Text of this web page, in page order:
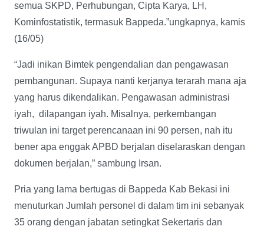
semua SKPD, Perhubungan, Cipta Karya, LH,
Kominfostatistik, termasuk Bappeda.”ungkapnya, kamis
(16/05)
“Jadi inikan Bimtek pengendalian dan pengawasan
pembangunan. Supaya nanti kerjanya terarah mana aja
yang harus dikendalikan. Pengawasan administrasi
iyah, dilapangan iyah. Misalnya, perkembangan
triwulan ini target perencanaan ini 90 persen, nah itu
bener apa enggak APBD berjalan diselaraskan dengan
dokumen berjalan,” sambung Irsan.
Pria yang lama bertugas di Bappeda Kab Bekasi ini
menuturkan Jumlah personel di dalam tim ini sebanyak
35 orang dengan jabatan setingkat Sekertaris dan